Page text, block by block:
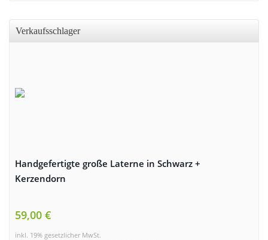
Verkaufsschlager
Handgefertigte große Laterne in Schwarz +
Kerzendorn
59,00 €
inkl. 19% gesetzlicher MwSt.